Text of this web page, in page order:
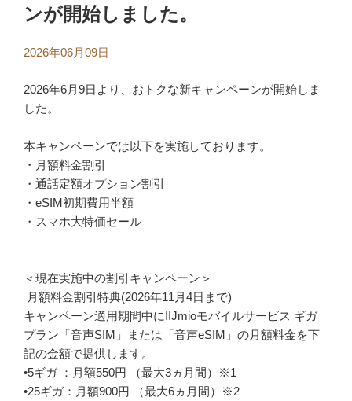
ンが開始しました。
2026年06月09日
2026年6月9日より、おトクな新キャンペーンが開始しま
した。
本キャンペーンでは以下を実施しております。
・月額料金割引
・通話定額オプション割引
・eSIM初期費用半額
・スマホ大特価セール
＜現在実施中の割引キャンペーン＞
月額料金割引特典(2026年11月4日まで)
キャンペーン適用期間中にIIJmioモバイルサービス ギガ
プラン「音声SIM」または「音声eSIM」の月額料金を下
記の金額で提供します。
•5ギガ ：月額550円 （最大3ヵ月間）※1
•25ギガ：月額900円 （最大6ヵ月間）※2